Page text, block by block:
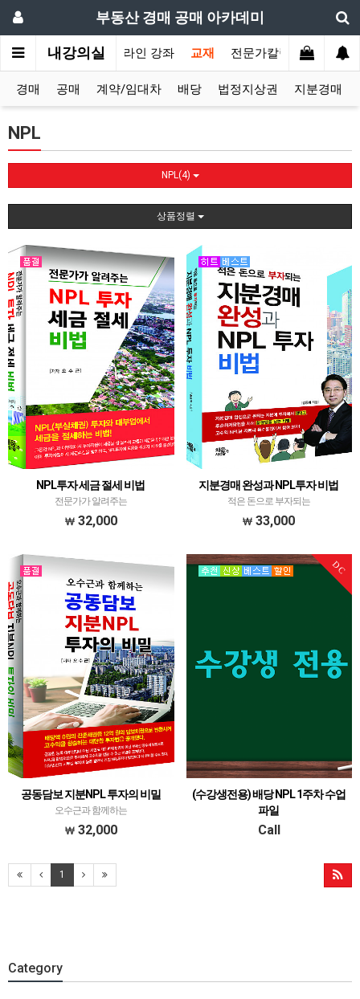
부동산 경매 공매 아카데미
내강의실
오프라인 강좌 온라인 강좌 교재 전문가칼럼 전문가상
경매 공매 계약/임대차 배당 법정지상권 지분경매
NPL
NPL(4)
상품정렬
NPL투자 세금 절세 비법
전문가가 알려주는
32,000
지분경매 완성과 NPL투자 비법
적은 돈으로 부자되는
33,000
공동담보 지분NPL 투자의 비밀
오수근과 함께하는
32,000
DC
(수강생전용) 배당 NPL 1주차 수업
파일
본 파일은 아래 강의를 수강하시는 분들께
년)https://kdh114.co.kr/shop/item.php?
Call
1
Category